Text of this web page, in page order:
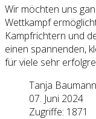
Wir möchten uns
Wettkampf
Kampfrichtern und
einen spannenden,
für viele sehr
Tanja Baumann
07. Juni 2024
Zugriffe: 1871